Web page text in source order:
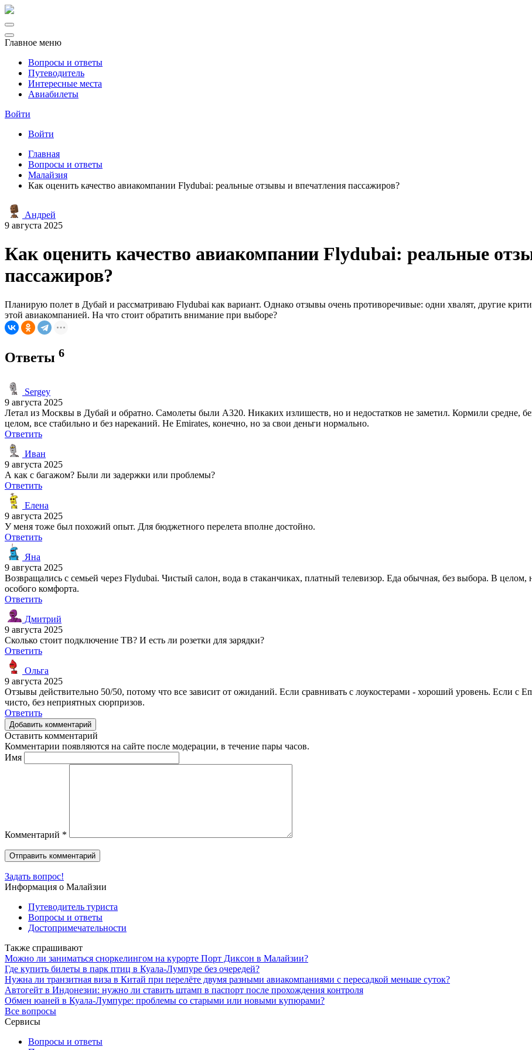
Главное меню
Вопросы и ответы
Путеводитель
Интересные места
Авиабилеты
Войти
Войти
Главная
Вопросы и ответы
Малайзия
Как оценить качество авиакомпании Flydubai: реальные отзывы и впечатления пассажиров?
Андрей
9 августа 2025
Как оценить качество авиакомпании Flydubai: реальные
пассажиров?
Планирую полет в Дубай и рассматриваю Flydubai как вариант. Однако отзывы очень противоречивые: одни хвалят, другие
этой авиакомпанией. На что стоит обратить внимание при выборе?
Ответы 6
Sergey
9 августа 2025
Летал из Москвы в Дубай и обратно. Самолеты были А320. Никаких излишеств, но и недостатков не заметил. Кормили средне,
целом, все стабильно и без нареканий. Не Emirates, конечно, но за свои деньги нормально.
Ответить
Иван
9 августа 2025
А как с багажом? Были ли задержки или проблемы?
Ответить
Елена
9 августа 2025
У меня тоже был похожий опыт. Для бюджетного перелета вполне достойно.
Ответить
Яна
9 августа 2025
Возвращались с семьей через Flydubai. Чистый салон, вода в стаканчиках, платный телевизор. Еда обычная, без выбора. В
особого комфорта.
Ответить
Дмитрий
9 августа 2025
Сколько стоит подключение ТВ? И есть ли розетки для зарядки?
Ответить
Ольга
9 августа 2025
Отзывы действительно 50/50, потому что все зависит от ожиданий. Если сравнивать с лоукостерами - хороший уровень. Если с
чисто, без неприятных сюрпризов.
Ответить
Добавить комментарий
Оставить комментарий
Комментарии появляются на сайте после модерации, в течение пары часов.
Имя
Комментарий *
Задать вопрос!
Информация о Малайзии
Путеводитель туриста
Вопросы и ответы
Достопримечательности
Также спрашивают
Можно ли заниматься сноркелингом на курорте Порт Диксон в Малайзии?
Где купить билеты в парк птиц в Куала-Лумпуре без очередей?
Нужна ли транзитная виза в Китай при перелёте двумя разными авиакомпаниями с пересадкой меньше суток?
Автогейт в Индонезии: нужно ли ставить штамп в паспорт после прохождения контроля
Обмен юаней в Куала-Лумпуре: проблемы со старыми или новыми купюрами?
Все вопросы
Сервисы
Вопросы и ответы